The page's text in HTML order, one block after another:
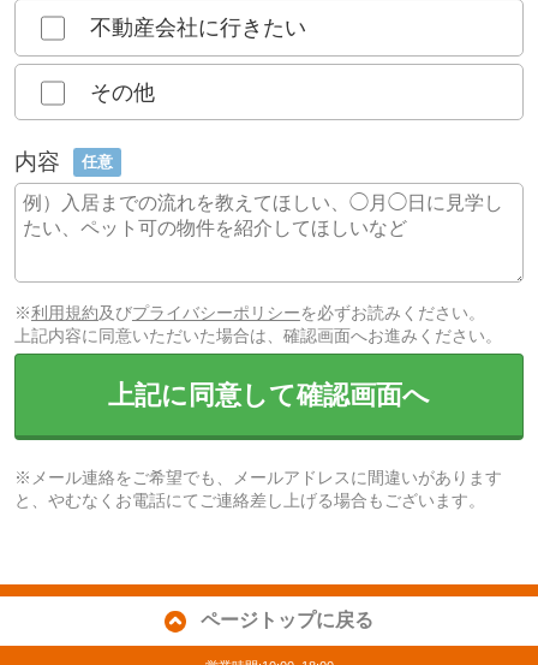
不動産会社に行きたい
その他
内容 任意
※利用規約及びプライバシーポリシーを必ずお読みください。
上記内容に同意いただいた場合は、確認画面へお進みください。
上記に同意して確認画面へ
※メール連絡をご希望でも、メールアドレスに間違いがあります
と、やむなくお電話にてご連絡差し上げる場合もございます。
ページトップに戻る